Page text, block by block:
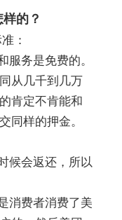
的？
：
服务是免费的。
从几千到几万
肯定不肯能和
同样的押金。
候会返还，所以
消费者消费了美